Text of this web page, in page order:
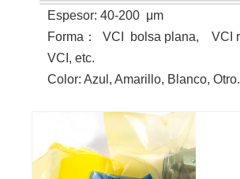
Espesor: 40-200 μm
Forma ： VCI
bolsa plana, VCI
VCI, etc.
Color: Azul, Amarillo, Blanco, Otro.